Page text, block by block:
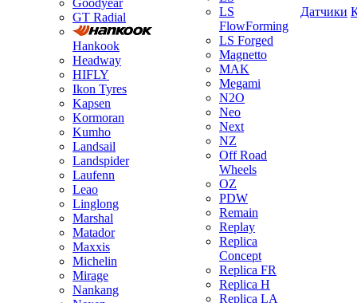
Goodyear
GT Radial
Hankook
Headway
HIFLY
Ikon Tyres
Kapsen
Kormoran
Kumho
Landsail
Landspider
Laufenn
Leao
Linglong
Marshal
Matador
Maxxis
Michelin
Mirage
Nankang
LS
FlowForming
LS Forged
Magnetto
MAK
Megami
N2O
Neo
Next
NZ
Off Road
Wheels
OZ
PDW
Remain
Replay
Replica
Concept
Replica FR
Replica H
Replica LA
Датчики